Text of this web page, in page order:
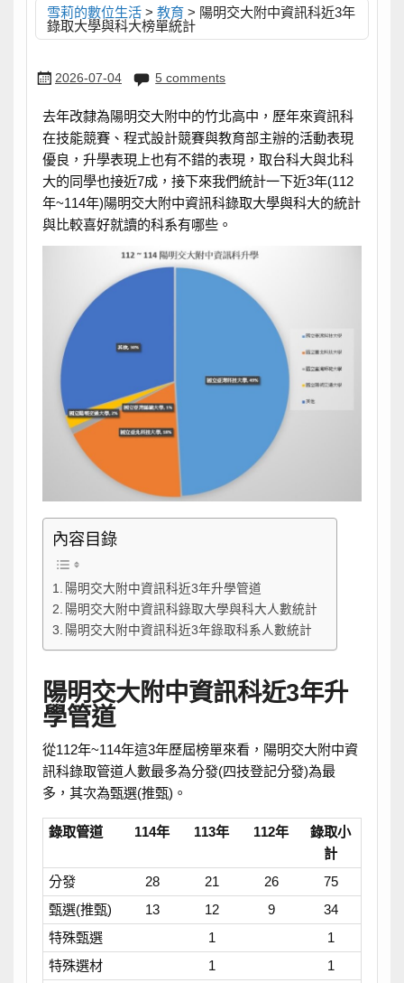
雪莉的數位生活 >教育 > 陽明交大附中資訊科近3年
錄取大學與科大榜單統計
2026-07-04 5 comments
去年改隸為陽明交大附中的竹北高中，歷年來資訊科
在技能競賽、程式設計競賽與教育部主辦的活動表現
優良，升學表現上也有不錯的表現，取台科大與北科
大的同學也接近7成，接下來我們統計一下近3年(112
年~114年)陽明交大附中資訊科錄取大學與科大的統計
與比較喜好就讀的科系有哪些。
內容目錄
陽明交大附中資訊科近3年升學管道
陽明交大附中資訊科錄取大學與科大人數統計
陽明交大附中資訊科近3年錄取科系人數統計
陽明交大附中資訊科近3年升
學管道
從112年~114年這3年歷屆榜單來看，陽明交大附中資
訊科錄取管道人數最多為分發(四技登記分發)為最
多，其次為甄選(推甄)。
錄取管道 114年 113年 112年
錄取小
計
分發
28 21 26
75
甄選(推甄)
13 12 9
34
特殊甄選
1
1
特殊選材
1
1